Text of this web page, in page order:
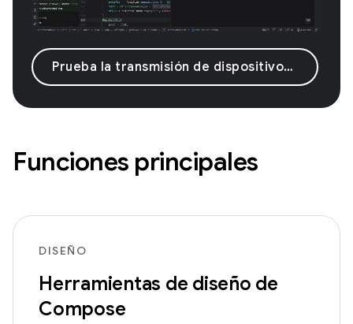
Prueba la transmisión de dispositivos Android
Funciones principales
DISEÑO
Herramientas de diseño de
Compose